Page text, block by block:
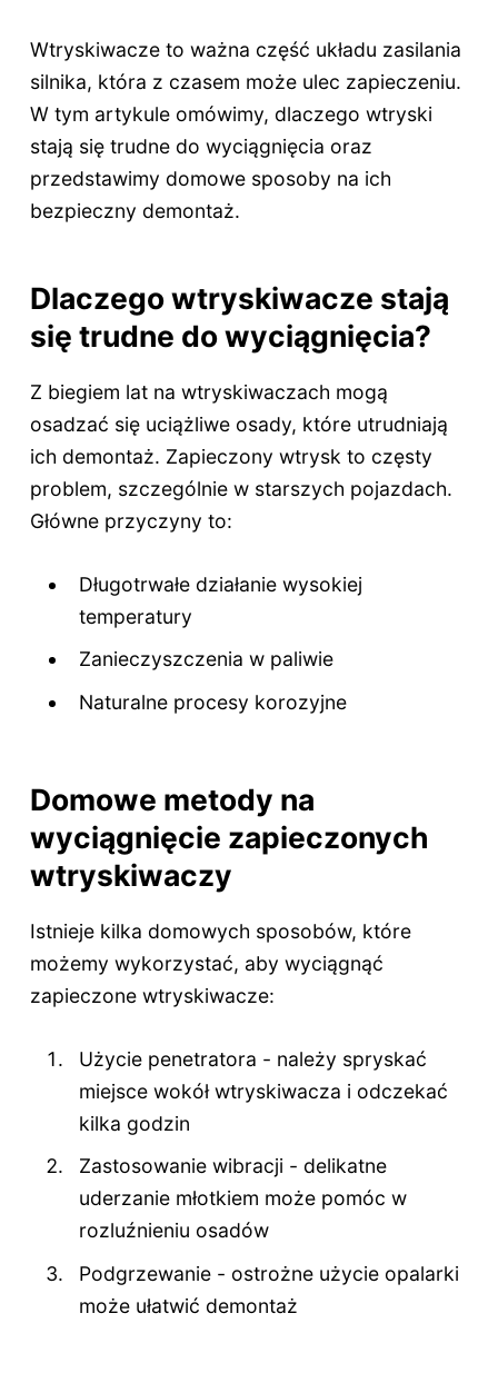
Wtryskiwacze to ważna część układu zasilania
silnika, która z czasem może ulec zapieczeniu.
W tym artykule omówimy, dlaczego wtryski
stają się trudne do wyciągnięcia oraz
przedstawimy domowe sposoby na ich
bezpieczny demontaż.
Dlaczego wtryskiwacze stają
się trudne do wyciągnięcia?
Z biegiem lat na wtryskiwaczach mogą
osadzać się uciążliwe osady, które utrudniają
ich demontaż. Zapieczony wtrysk to częsty
problem, szczególnie w starszych pojazdach.
Główne przyczyny to:
Długotrwałe działanie wysokiej
temperatury
Zanieczyszczenia w paliwie
Naturalne procesy korozyjne
Domowe metody na
wyciągnięcie zapieczonych
wtryskiwaczy
Istnieje kilka domowych sposobów, które
możemy wykorzystać, aby wyciągnąć
zapieczone wtryskiwacze:
Użycie penetratora - należy spryskać
miejsce wokół wtryskiwacza i odczekać
kilka godzin
Zastosowanie wibracji - delikatne
uderzanie młotkiem może pomóc w
rozluźnieniu osadów
Podgrzewanie - ostrożne użycie opalarki
może ułatwić demontaż